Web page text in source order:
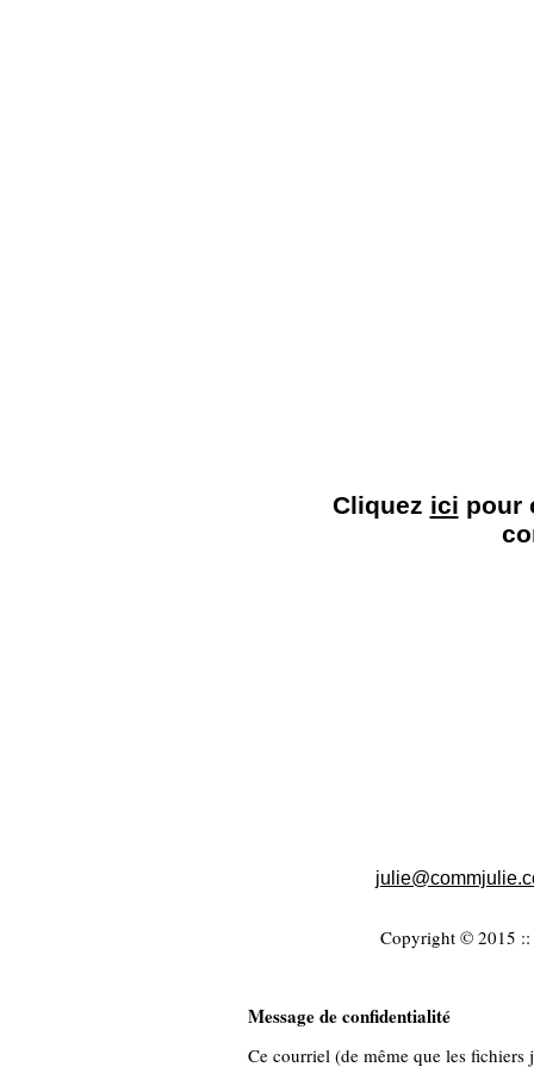
Cliquez ici pour
julie
Copyright © 2015 ::
Message de confidentialité
Ce courriel (de même que les fichiers